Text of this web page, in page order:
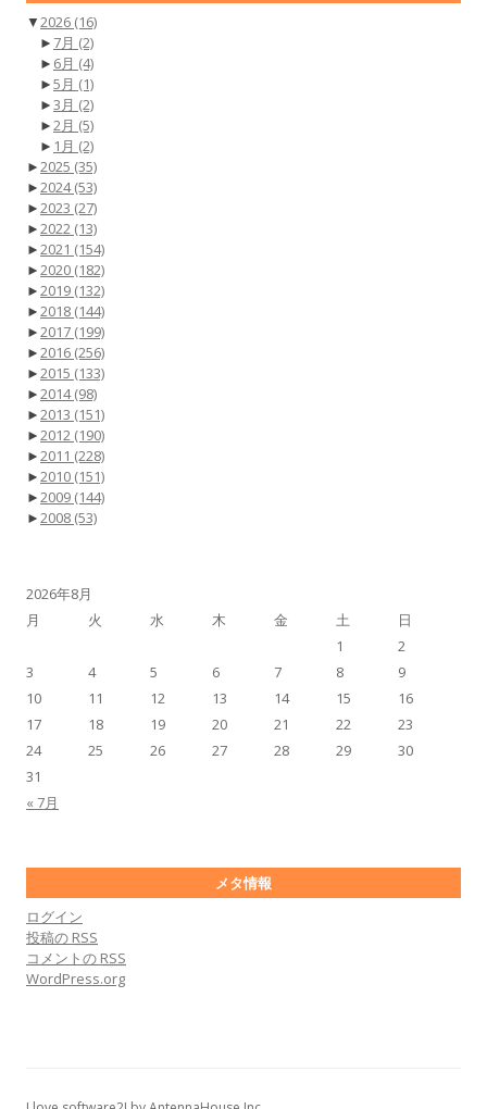
▼2026 (16)
► 7月 (2)
► 6月 (4)
►5月 (1)
►3月 (2)
►2月 (5)
► 1月 (2)
►2025 (35)
►2024(53)
►2023 (27)
►2022 (13)
►2021 (154)
►2020 (182)
►2019 (132)
►2018 (144)
►2017 (199)
►2016 (256)
►2015 (133)
►2014(98)
►2013 (151)
►2012 (190)
►2011 (228)
►2010 (151)
►2009 (144)
►2008 (53)
2026年8月
月
火 水 木 金 土 日
« 7月
1
2
3
4 5 6 7 8
9
10
11 12 13 14 15
16
17
18 19 20 21 22
23
24
25 26 27 28 29
30
31
メタ情報
ログイン
投稿の RSS
コメントの RSS
WordPress.org